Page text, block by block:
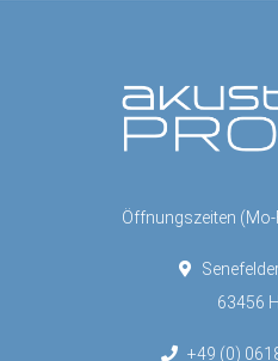
Öffnungszeiten
63456
+49 (0)